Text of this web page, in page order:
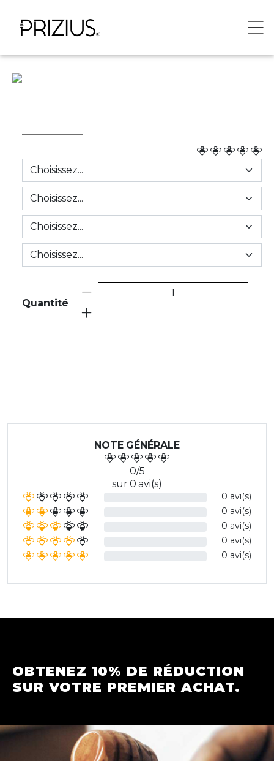
Quantité
NOTE GÉNÉRALE
0/5
sur 0 avi(s)
0 avi(s)
0 avi(s)
0 avi(s)
0 avi(s)
0 avi(s)
OBTENEZ 10% DE RÉDUCTION
SUR VOTRE PREMIER ACHAT.